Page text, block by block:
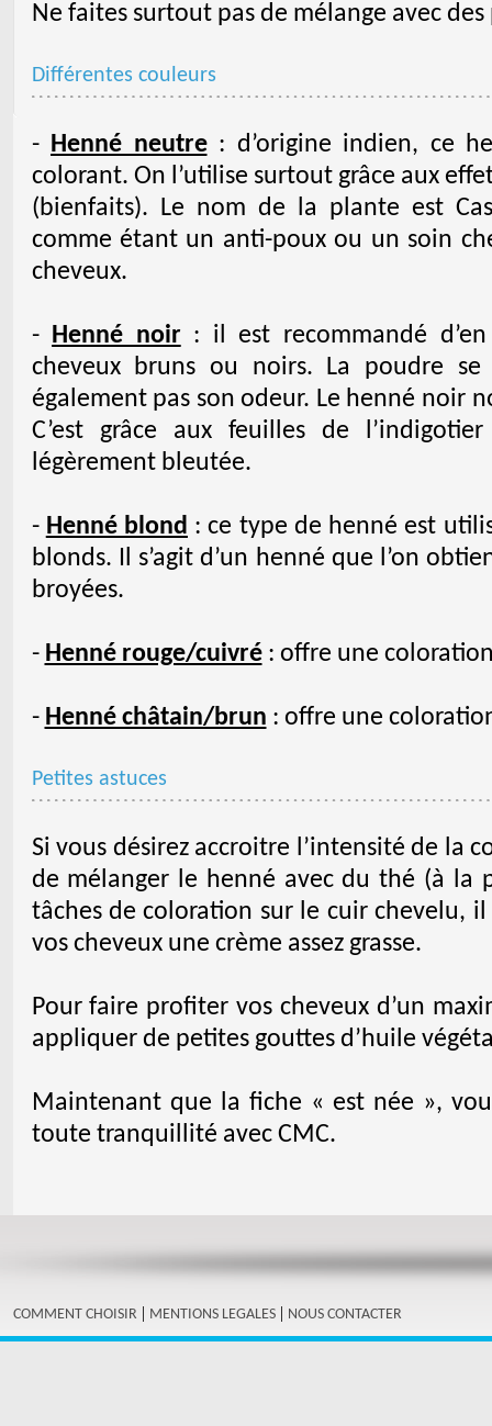
Ne faites surtout pas de mélange avec
Différentes couleurs
- Henné neutre: d’origine indien, ce
colorant. On l’utilise surtout grâce aux
(bienfaits). Le nom de la plante est
comme étant un anti-poux ou un soin
cheveux.
- Henné noir: il est recommandé d’en
cheveux bruns ou noirs. La poudre
également pas son odeur. Le henné noir
C’est grâce aux feuilles de
légèrement bleutée.
- Henné blond : ce type de henné est
blonds. Il s’agit d’un henné que l’on
broyées.
- Henné rouge/cuivré: offre une
- Henné châtain/brun : offre une
Petites astuces
Si vous désirez accroitre l’intensité de la
de mélanger le henné avec du thé (à la
tâches de coloration sur le cuir chevelu,
vos cheveux une crème assez grasse.
Pour faire profiter vos cheveux d’un
appliquer de petites gouttes d’huile
Maintenant que la fiche « est née »,
toute tranquillité avec CMC.
COMMENT CHOISIR | MENTIONS LEGALES | NOUS CONTACTER